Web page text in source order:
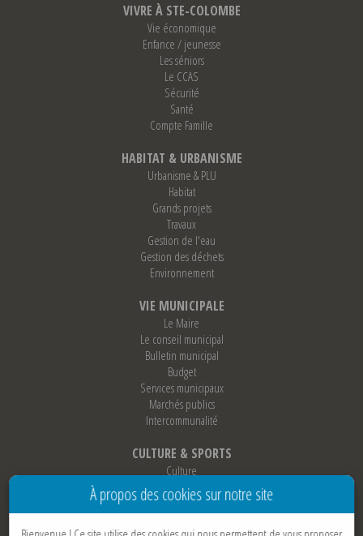
VIVRE À STE-COLOMBE
Vie économique
Enfance / jeunesse
Les séniors
Le CCAS
Sécurité
Santé
Compte Famille
HABITAT & URBANISME
Urbanisme & PLU
Habitat
Grands projets
Travaux
Gestion de l'eau
Gestion des déchets
Environnement
VIE MUNICIPALE
Le Maire
Le conseil municipal
Bulletin municipal
Budget
Services municipaux
Marchés publics
Intercommunalité
CULTURE & SPORTS
Culture
Sports
Loisirs
Associations
À propos des cookies sur notre site